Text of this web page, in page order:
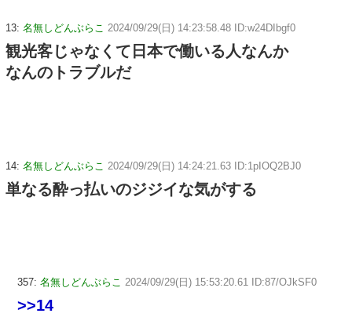
13: 名無しどんぶらこ 2024/09/29(日) 14:23:58.48 ID:w24DIbgf0
観光客じゃなくて日本で働いる人なんか
なんのトラブルだ
14: 名無しどんぶらこ 2024/09/29(日) 14:24:21.63 ID:1pIOQ2BJ0
単なる酔っ払いのジジイな気がする
357: 名無しどんぶらこ 2024/09/29(日) 15:53:20.61 ID:87/OJkSF0
>>14